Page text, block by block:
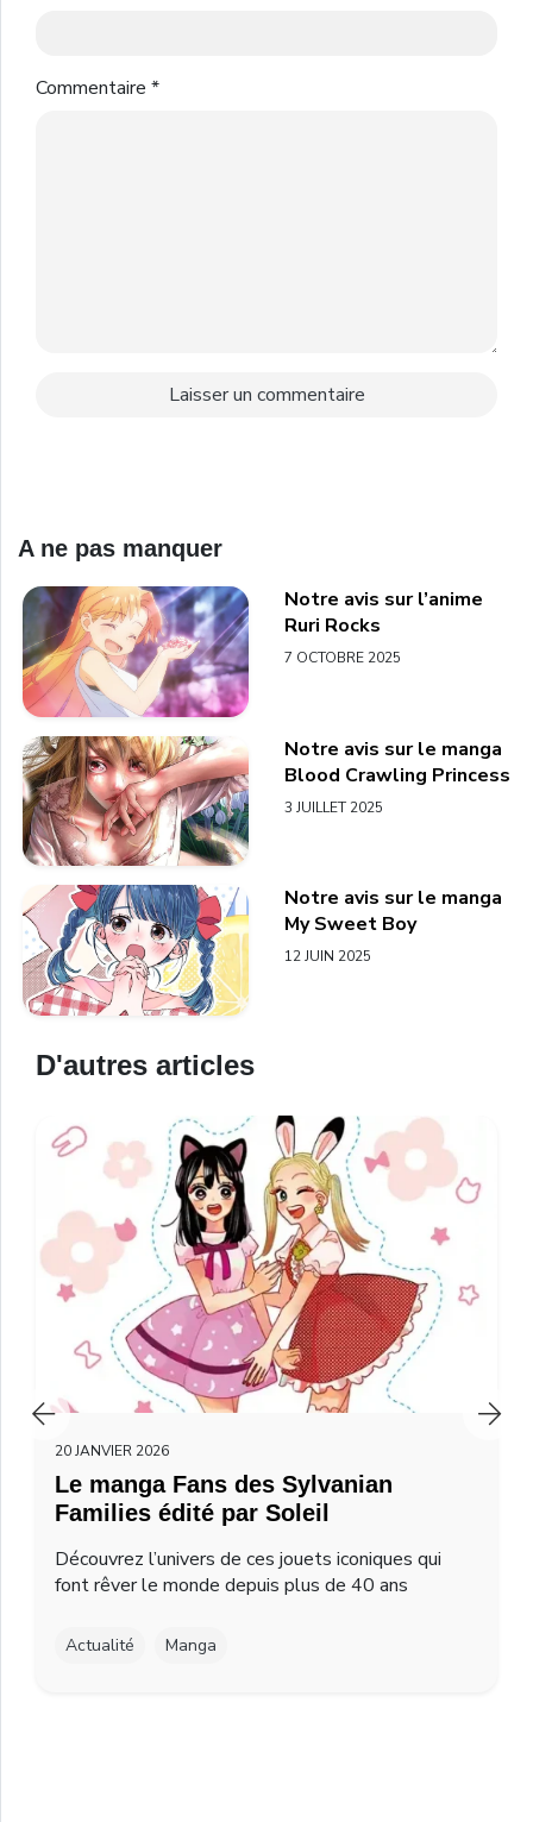
Commentaire *
A ne pas manquer
Notre avis sur l’anime
Ruri Rocks
7 OCTOBRE 2025
Notre avis sur le manga
Blood Crawling Princess
3 JUILLET 2025
Notre avis sur le manga
My Sweet Boy
12 JUIN 2025
D'autres articles
20 JANVIER 2026
Le manga Fans des Sylvanian
Families édité par Soleil
Découvrez l’univers de ces jouets iconiques qui
font rêver le monde depuis plus de 40 ans
Actualité Manga